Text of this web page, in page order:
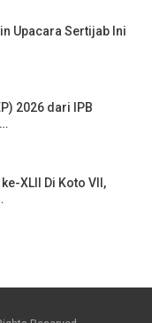
Upacara Sertijab Ini
2026 dari IPB
XLII Di Koto VII,